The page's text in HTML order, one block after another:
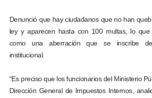
Denunció que hay ciudadanos que no han
ley y aparecen hasta con 100 multas, lo que
como una aberración que se inscribe
institucional.
“Es preciso que los funcionarios del Ministerio
Dirección General de Impuestos Internos,